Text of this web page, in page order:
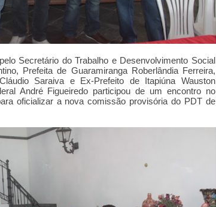
Secretário do Trabalho e Desenvolvimento Social
Prefeita de Guaramiranga Roberlândia Ferreira,
Saraiva e Ex-Prefeito de Itapiúna Wauston
André Figueiredo participou de um encontro no
oficializar a nova comissão provisória do PDT de